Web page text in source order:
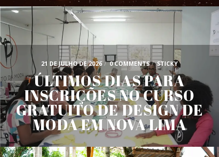
21 DE JULHO DE 2026 / 0 COMMENTS / STICKY
ÚLTIMOS DIAS PARA
INSCRIÇÕES NO CURSO
GRATUITO DE DESIGN DE
MODA EM NOVA LIMA